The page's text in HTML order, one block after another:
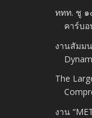
ททท. ชู ๑
คาร์บอ
งานสัมมน
The
งาน